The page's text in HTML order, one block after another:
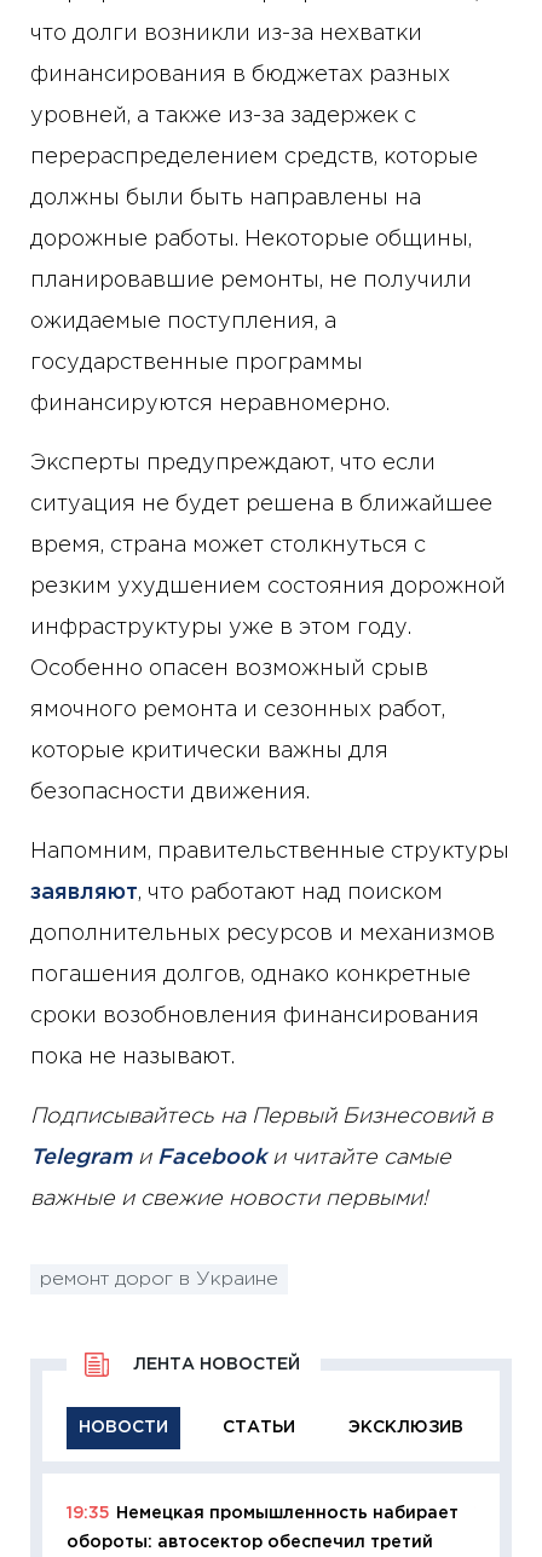
что долги возникли из-за нехватки
финансирования в бюджетах разных
уровней, а также из-за задержек с
перераспределением средств, которые
должны были быть направлены на
дорожные работы. Некоторые общины,
планировавшие ремонты, не получили
ожидаемые поступления, а
государственные программы
финансируются неравномерно.
Эксперты предупреждают, что если
ситуация не будет решена в ближайшее
время, страна может столкнуться с
резким ухудшением состояния дорожной
инфраструктуры уже в этом году.
Особенно опасен возможный срыв
ямочного ремонта и сезонных работ,
которые критически важны для
безопасности движения.
Напомним, правительственные структуры
заявляют, что работают над поиском
дополнительных ресурсов и механизмов
погашения долгов, однако конкретные
сроки возобновления финансирования
пока не называют.
Подписывайтесь на Первый Бизнесовий в
Telegramи Facebookи читайте самые
важные и свежие новости первыми!
ремонт дорог в Украине
НОВОСТИ СТАТЬИ ЭКСКЛЮЗИВ
ЛЕНТА НОВОСТЕЙ
19:35
Немецкая промышленность набирает
обороты: автосектор обеспечил третий